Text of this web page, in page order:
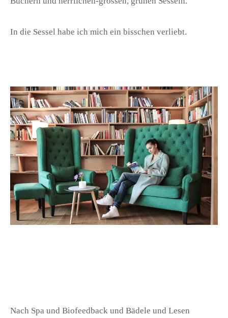
In die Sessel habe ich mich ein bisschen verliebt.
Nach Spa und Biofeedback und Bädele und Lesen